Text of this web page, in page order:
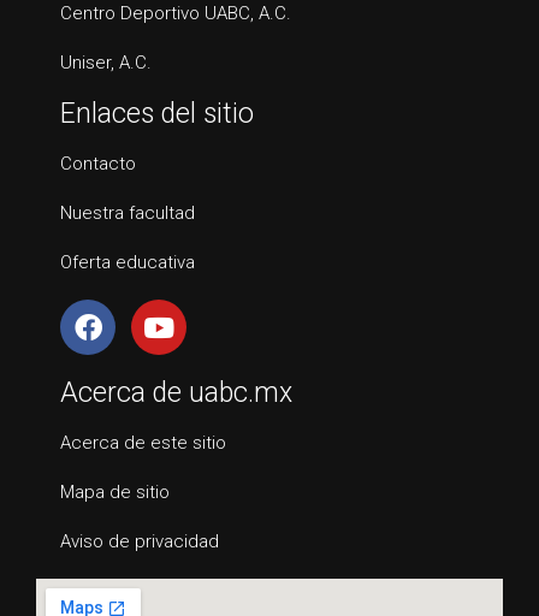
Centro Deportivo UABC, A.C.
Uniser, A.C.
Enlaces del sitio
Contacto
Nuestra facultad
Oferta educativa
Acerca de uabc.mx
Acerca de este sitio
Mapa de sitio
Aviso de privacidad